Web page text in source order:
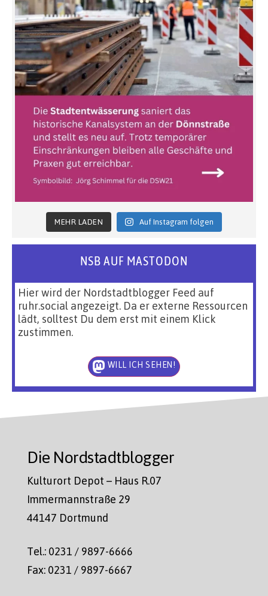
MEHR LADEN Auf Instagram folgen
NSB AUF MASTODON
Hier wird der Nordstadtblogger Feed auf
ruhr.social angezeigt. Da er externe Ressourcen
lädt, solltest Du dem erst mit einem Klick
zustimmen.
WILL ICH SEHEN!
Die Nordstadtblogger
Kulturort Depot – Haus R.07
Immermannstraße 29
44147 Dortmund
Tel.: 0231 / 9897-6666
Fax: 0231 / 9897-6667